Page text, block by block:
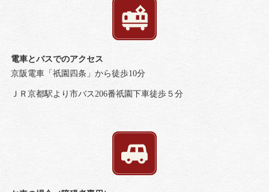
電車とバスでのアクセス
京阪電車「祇園四条」から徒歩10分
ＪＲ京都駅より市バス206番祇園下車徒歩５分